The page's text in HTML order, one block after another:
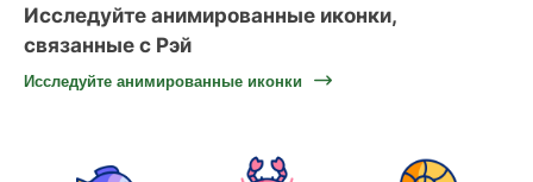
Исследуйте анимированные иконки,
связанные с Рэй
Исследуйте анимированные иконки